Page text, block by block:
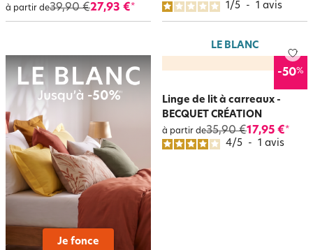
à partir de39,90 €27,93 €* 1/5 - 1 avis
LE BLANC
-50%
Linge de lit à carreaux -
BECQUET CRÉATION
à partir de35,90 €17,95 €*
4/5 - 1 avis
Je fonce